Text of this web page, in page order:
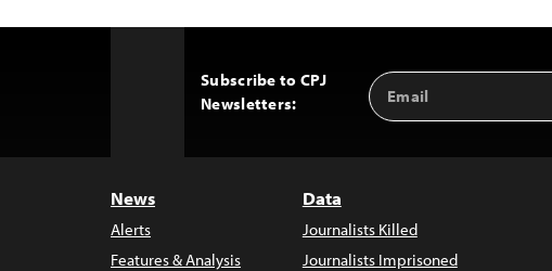
Subscribe to CPJ
Newsletters:
Email
Address
News
Alerts
Features & Analysis
Data
Journalists Killed
Journalists Imprisoned